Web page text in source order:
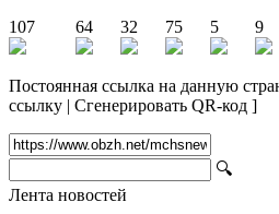
107
64 32 75 5 9
Постоянная ссылка на данную
ссылку | Сгенерировать QR-код ]
🔍
Лента новостей